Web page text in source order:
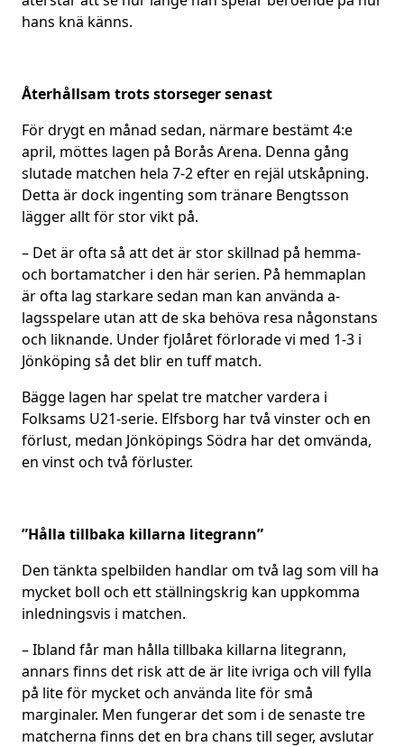
hans knä känns.
Återhållsam trots storseger senast
För drygt en månad sedan, närmare bestämt 4:e
april, möttes lagen på Borås Arena. Denna gång
slutade matchen hela 7-2 efter en rejäl utskåpning.
Detta är dock ingenting som tränare Bengtsson
lägger allt för stor vikt på.
– Det är ofta så att det är stor skillnad på hemma-
och bortamatcher i den här serien. På hemmaplan
är ofta lag starkare sedan man kan använda a-
lagsspelare utan att de ska behöva resa någonstans
och liknande. Under fjolåret förlorade vi med 1-3 i
Jönköping så det blir en tuff match.
Bägge lagen har spelat tre matcher vardera i
Folksams U21-serie. Elfsborg har två vinster och en
förlust, medan Jönköpings Södra har det omvända,
en vinst och två förluster.
”Hålla tillbaka killarna litegrann”
Den tänkta spelbilden handlar om två lag som vill ha
mycket boll och ett ställningskrig kan uppkomma
inledningsvis i matchen.
– Ibland får man hålla tillbaka killarna litegrann,
annars finns det risk att de är lite ivriga och vill fylla
på lite för mycket och använda lite för små
marginaler. Men fungerar det som i de senaste tre
matcherna finns det en bra chans till seger, avslutar